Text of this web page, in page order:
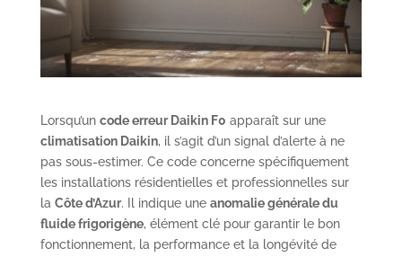
Lorsqu’un code erreur Daikin F0 apparaît sur une
climatisation Daikin, il s’agit d’un signal d’alerte à ne
pas sous-estimer. Ce code concerne spécifiquement
les installations résidentielles et professionnelles sur
la Côte d’Azur. Il indique une anomalie générale du
fluide frigorigène, élément clé pour garantir le bon
fonctionnement, la performance et la longévité de